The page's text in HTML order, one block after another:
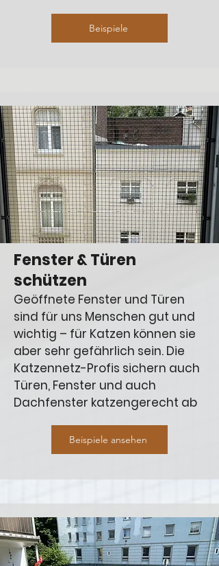
Beispiele
Fenster & Türen
schützen
Geöffnete Fenster und Türen
sind für uns Menschen gut und
wichtig – für Katzen können sie
aber sehr gefährlich sein. Die
Katzennetz-Profis sichern auch
Türen, Fenster und auch
Dachfenster katzengerecht ab
Beispiele ansehen